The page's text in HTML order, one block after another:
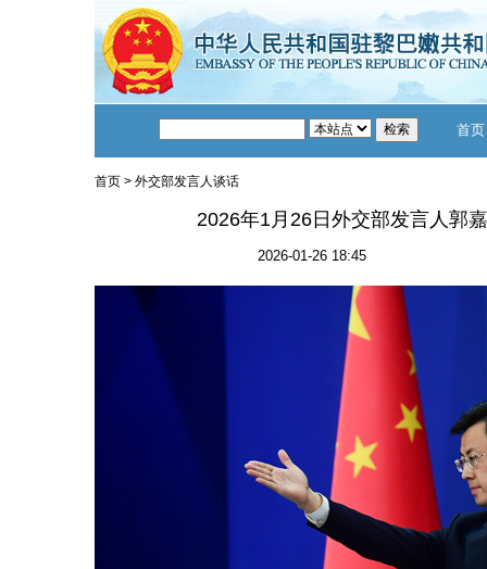
首页
首页> 外交部发言人谈话
2026年1月26日外交部发言人郭
2026-01-26 18:45